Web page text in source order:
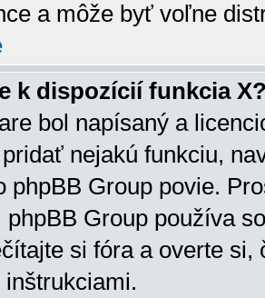
a môže byť voľne
k dispozícií funkcia
bol napísaný a
nejakú funkciu,
phpBB Group povie.
phpBB Group používa
si fóra a overte